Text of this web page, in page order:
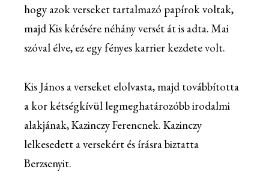
hogy azok verseket tartalmazó papírok voltak,
majd Kis kérésére néhány versét át is adta. Mai
szóval élve, ez egy fényes karrier kezdete volt.
Kis János a verseket elolvasta, majd továbbította
a kor kétségkívül legmeghatározóbb irodalmi
alakjának, Kazinczy Ferencnek. Kazinczy
lelkesedett a versekért és írásra biztatta
Berzsenyit.